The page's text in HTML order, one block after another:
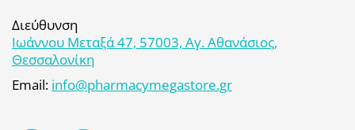
Διεύθυνση
Ιωάννου Μεταξά 47, 57003, Αγ. Αθανάσιος,
Θεσσαλονίκη
Email: info@pharmacymegastore.gr